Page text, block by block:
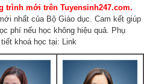
trình mới trên Tuyensinh247.com.
nhất của Bộ Giáo dục. Cam kết giúp
phí nếu học không hiệu quả. Phụ
khoá học tại: Link